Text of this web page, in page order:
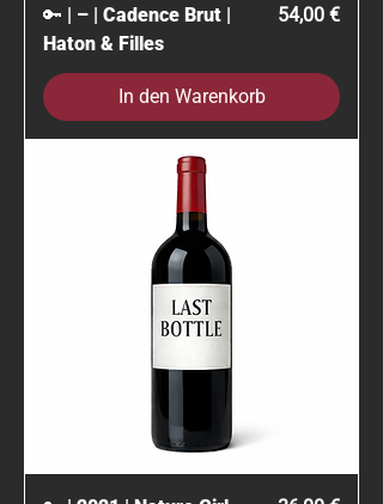
🔑 | – | Cadence Brut |
Haton & Filles
Preis
54,00 €
In den Warenkorb